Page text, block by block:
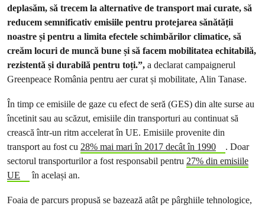
deplasăm, să trecem la alternative de transport mai curate, să
reducem semnificativ emisiile pentru protejarea sănătății
noastre și pentru a limita efectele schimbărilor climatice, să
creăm locuri de muncă bune și să facem mobilitatea echitabilă,
rezistentă și durabilă pentru toți.”, a declarat campaignerul
Greenpeace România pentru aer curat și mobilitate, Alin Tanase.
În timp ce emisiile de gaze cu efect de seră (GES) din alte surse au
încetinit sau au scăzut, emisiile din transporturi au continuat să
crească într-un ritm accelerat în UE. Emisiile provenite din
transport au fost cu 28% mai mari în 2017 decât în 1990
. Doar
sectorul transporturilor a fost responsabil pentru 27% din emisiile
UE
în același an.
Foaia de parcurs propusă se bazează atât pe pârghiile tehnologice,